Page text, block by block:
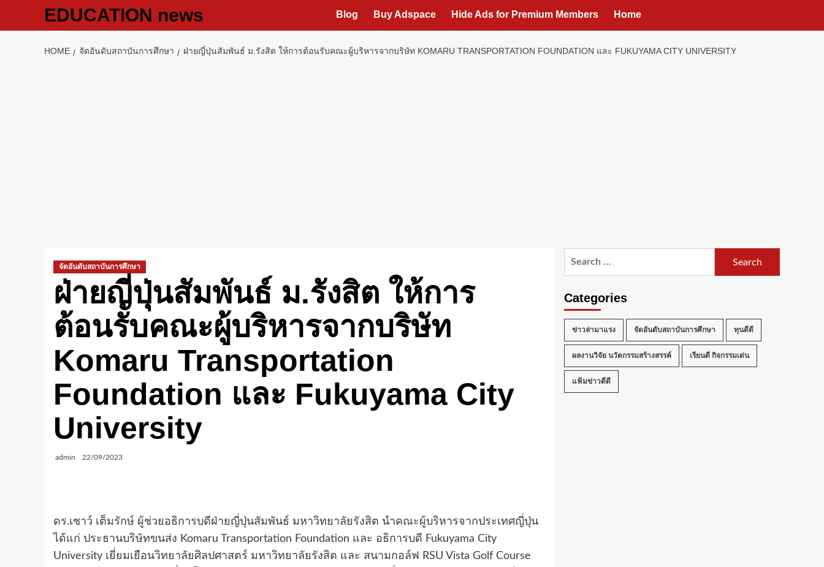
EDUCATION news Blog Buy Adspace Hide Ads for Premium Members Home
HOME จัดอันดับสถาบันการศึกษา ฝ่ายญี่ปุ่นสัมพันธ์ ม.รังสิต ให้การต้อนรับคณะผู้บริหารจากบริษัท KOMARU TRANSPORTATION FOUNDATION และ FUKUYAMA CITY UNIVERSITY
จัดอันดับสถาบันการศึกษา
ฝ่ายญี่ปุ่นสัมพันธ์ ม.รังสิต ให้การ
ต้อนรับคณะผู้บริหารจากบริษัท
Komaru Transportation
Foundation และ Fukuyama City
University
admin 22/09/2023
ดร.เชาว์ เต็มรักษ์ ผู้ช่วยอธิการบดีฝ่ายญี่ปุ่นสัมพันธ์ มหาวิทยาลัยรังสิต นำคณะผู้บริหารจากประเทศญี่ปุ่น
ได้แก่ ประธานบริษัทขนส่ง Komaru Transportation Foundation และ อธิการบดี Fukuyama City
University เยี่ยมเยือนวิทยาลัยศิลปศาสตร์ มหาวิทยาลัยรังสิต และ สนามกอล์ฟ RSU Vista Golf Course
Categories
ข่าวล่ามาแรง จัดอันดับสถาบันการศึกษา ทุนดีดี
ผลงานวิจัย นวัตกรรมสร้างสรรค์ เรียนดี กิจกรรมเด่น
แฟ้มข่าวดีดี